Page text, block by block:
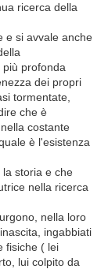
ricerca della
e si avvale anche
più profonda
dei propri
tormentate,
che è
costante
è l'esistenza
storia e che
nella ricerca
nella loro
ingabbiati
fisiche ( lei
lui colpito da